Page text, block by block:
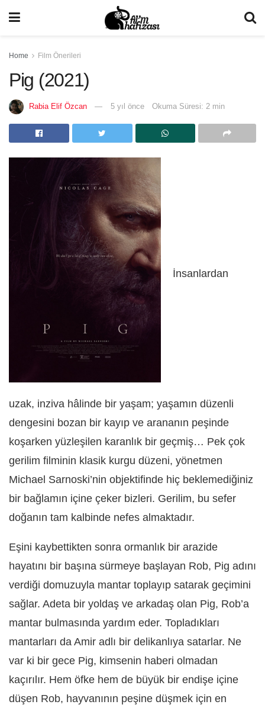
Home Film Önerileri
Pig (2021)
Rabia Elif Özcan 5 yıl önce Okuma Süresi: 2 min
İnsanlardan
uzak, inziva hâlinde bir yaşam; yaşamın düzenli
dengesini bozan bir kayıp ve arananın peşinde
koşarken yüzleşilen karanlık bir geçmiş… Pek çok
gerilim filminin klasik kurgu düzeni, yönetmen
Michael Sarnoski’nin objektifinde hiç beklemediğiniz
bir bağlamın içine çeker bizleri. Gerilim, bu sefer
doğanın tam kalbinde nefes almaktadır.
Eşini kaybettikten sonra ormanlık bir arazide
hayatını bir başına sürmeye başlayan Rob, Pig adını
verdiği domuzuyla mantar toplayıp satarak geçimini
sağlar. Adeta bir yoldaş ve arkadaş olan Pig, Rob’a
mantar bulmasında yardım eder. Topladıkları
mantarları da Amir adlı bir delikanlıya satarlar. Ne
var ki bir gece Pig, kimsenin haberi olmadan
kaçırılır. Hem öfke hem de büyük bir endişe içine
düşen Rob, hayvanının peşine düşmek için en